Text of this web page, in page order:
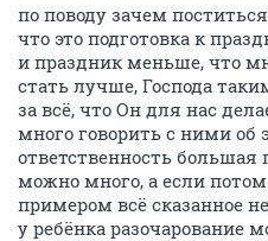
по поводу зачем
что это подготовка к
и праздник меньше, что
стать лучше, Господа
за всё, что Он для нас
много говорить с ними об
ответственность большая
можно много, а если
примером всё сказанное
у ребёнка разочарование